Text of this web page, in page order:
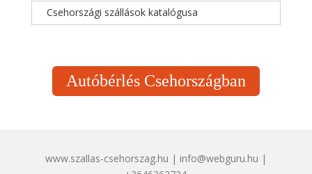
Csehországi szállások katalógusa
Autóbérlés Csehországban
www.szallas-csehorszag.hu | info@webguru.hu |